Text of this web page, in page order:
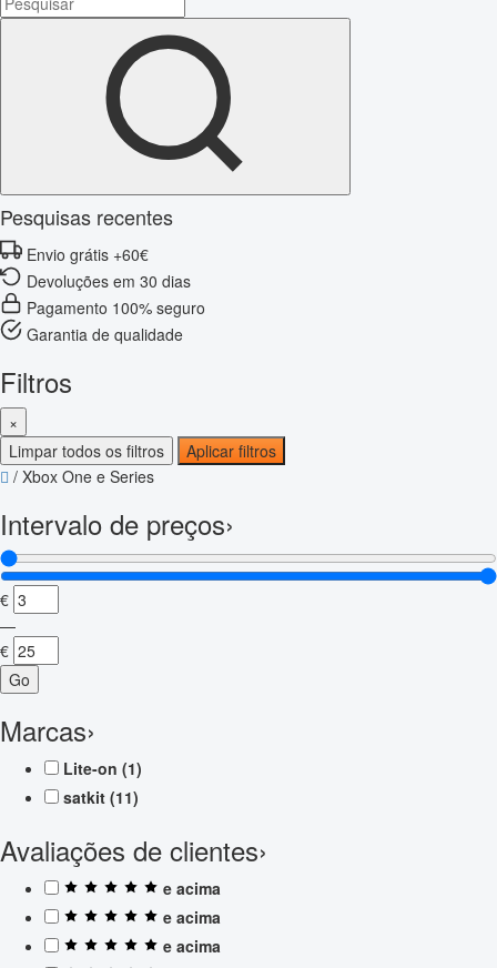
Pesquisas recentes
Envio grátis +60€
Devoluções em 30 dias
Pagamento 100% seguro
Garantia de qualidade
Filtros
×
Limpar todos os filtros
Aplicar filtros
/ Xbox One e Series
Intervalo de preços›
€
—
€
Go
Marcas›
Lite-on (1)
satkit (11)
Avaliações de clientes›
e acima
e acima
e acima